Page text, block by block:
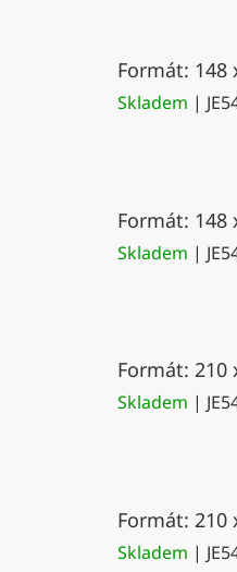
Formát:
Skladem |
Formát:
Skladem |
Formát:
Skladem |
Formát:
Skladem |